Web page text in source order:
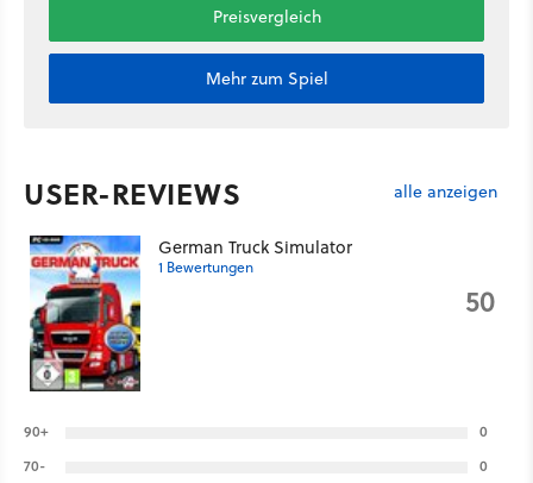
Preisvergleich
Mehr zum Spiel
USER-REVIEWS alle anzeigen
German Truck Simulator
1 Bewertungen
50
90+
0
70-
0